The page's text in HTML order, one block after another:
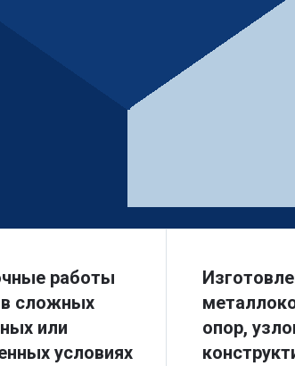
работы
сложных
или
условиях
опор,